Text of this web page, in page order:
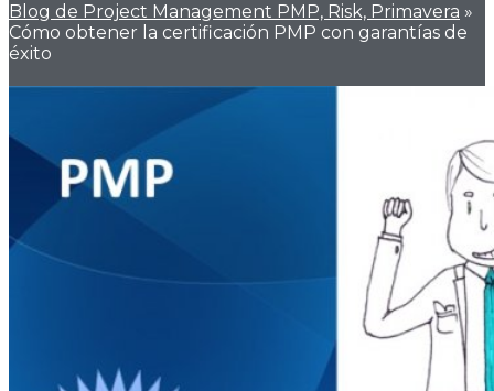
Blog de Project Management PMP, Risk, Primavera »
Cómo obtener la certificación PMP con garantías de
éxito